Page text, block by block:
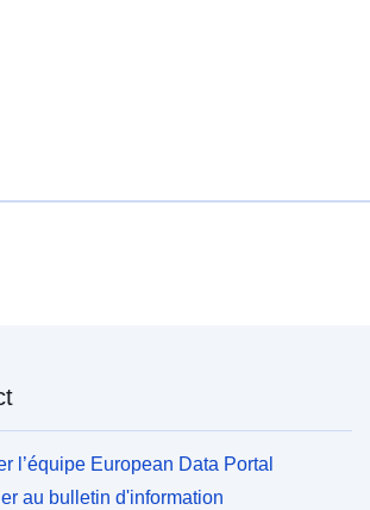
l’équipe European Data Portal
au bulletin d'information